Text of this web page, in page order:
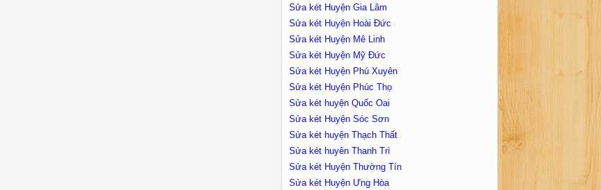
Sửa két Huyện Gia Lâm
Sửa két Huyện Hoài Đức
Sửa két Huyện Mê Linh
Sửa két Huyện Mỹ Đức
Sửa két Huyện Phú Xuyên
Sửa két Huyện Phúc Thọ
Sửa két huyện Quốc Oai
Sửa két Huyện Sóc Sơn
Sửa két huyện Thạch Thất
Sửa két huyên Thanh Trì
Sửa két Huyện Thường Tín
Sửa két Huyện Ưng Hòa